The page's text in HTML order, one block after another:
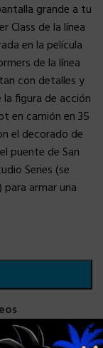
grande a tu
Class de la línea
en la película
de la línea
con detalles y
figura de acción
en camión en 35
el decorado de
puente de San
Series (se
armar una
×